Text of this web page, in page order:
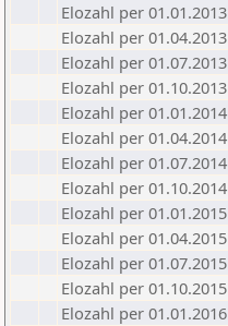
Elozahl per 01.01.2013
Elozahl per 01.04.2013
Elozahl per 01.07.2013
Elozahl per 01.10.2013
Elozahl per 01.01.2014
Elozahl per 01.04.2014
Elozahl per 01.07.2014
Elozahl per 01.10.2014
Elozahl per 01.01.2015
Elozahl per 01.04.2015
Elozahl per 01.07.2015
Elozahl per 01.10.2015
Elozahl per 01.01.2016